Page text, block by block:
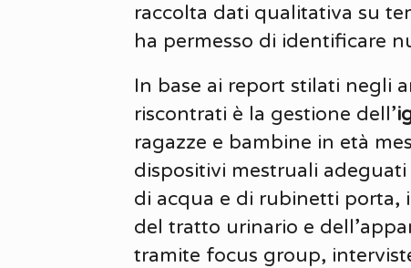
raccolta dati qualitativa su
ha permesso di identificare
In base ai report stilati negli
riscontrati è la gestione dell’
ragazze e bambine in età
dispositivi mestruali
di acqua e di rubinetti porta,
del tratto urinario e
tramite focus group,